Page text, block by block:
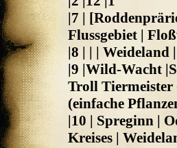
|7 |
Flussgebiet |
|8 | | | Weideland
|9 |Wild-Wacht
Troll Tiermeister
(einfache
|10 | Spreginn |
Kreises |